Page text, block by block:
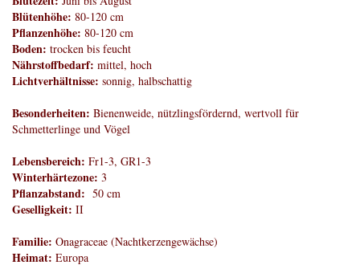
Blütenhöhe: 80-120 cm
Pflanzenhöhe: 80-120 cm
Boden: trocken bis feucht
Nährstoffbedarf: mittel, hoch
Lichtverhältnisse: sonnig, halbschattig
Besonderheiten: Bienenweide, nützlingsfördernd, wertvoll für
Schmetterlinge und Vögel
Lebensbereich: Fr1-3, GR1-3
Winterhärtezone: 3
Pflanzabstand: 50 cm
Geselligkeit: II
Familie: Onagraceae (Nachtkerzengewächse)
Heimat: Europa